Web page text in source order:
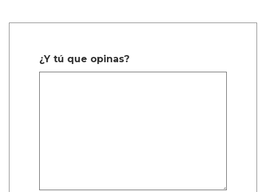
¿Y tú que opinas?